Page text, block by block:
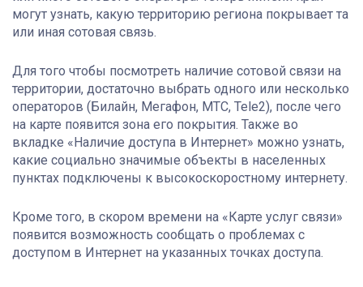
могут узнать, какую территорию региона покрывает та
или иная сотовая связь.
Для того чтобы посмотреть наличие сотовой связи на
территории, достаточно выбрать одного или несколько
операторов (Билайн, Мегафон, МТС, Tele2), после чего
на карте появится зона его покрытия. Также во
вкладке «Наличие доступа в Интернет» можно узнать,
какие социально значимые объекты в населенных
пунктах подключены к высокоскоростному интернету.
Кроме того, в скором времени на «Карте услуг связи»
появится возможность сообщать о проблемах с
доступом в Интернет на указанных точках доступа.